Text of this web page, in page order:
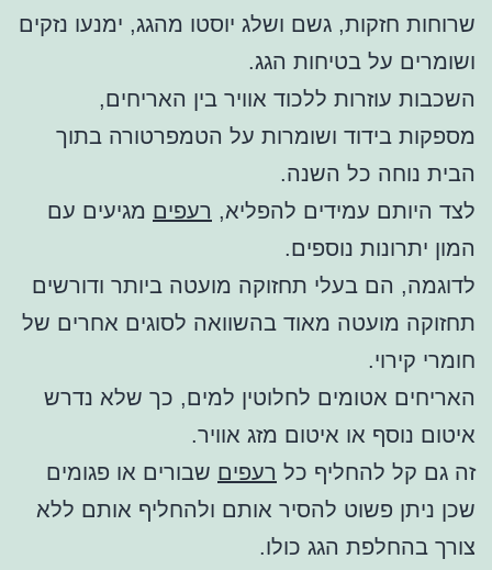
שרוחות חזקות, גשם ושלג יוסטו מהגג, ימנעו נזקים
ושומרים על בטיחות הגג.
השכבות עוזרות ללכוד אוויר בין האריחים,
מספקות בידוד ושומרות על הטמפרטורה בתוך
הבית נוחה כל השנה.
לצד היותם עמידים להפליא, רעפים מגיעים עם
המון יתרונות נוספים.
לדוגמה, הם בעלי תחזוקה מועטה ביותר ודורשים
תחזוקה מועטה מאוד בהשוואה לסוגים אחרים של
חומרי קירוי.
האריחים אטומים לחלוטין למים, כך שלא נדרש
איטום נוסף או איטום מזג אוויר.
זה גם קל להחליף כל רעפים שבורים או פגומים
שכן ניתן פשוט להסיר אותם ולהחליף אותם ללא
צורך בהחלפת הגג כולו.